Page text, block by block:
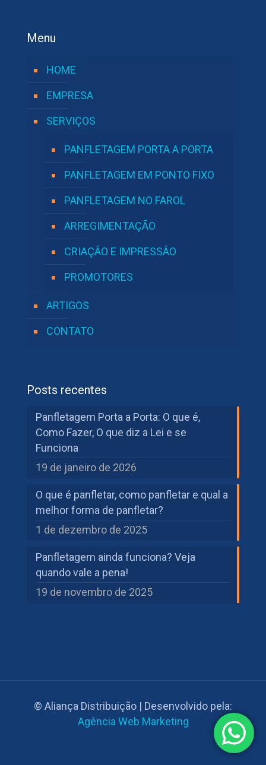
Menu
HOME
EMPRESA
SERVIÇOS
PANFLETAGEM PORTA A PORTA
PANFLETAGEM EM PONTO FIXO
PANFLETAGEM NO FAROL
ARREGIMENTAÇÃO
CRIAÇÃO E IMPRESSÃO
PROMOTORES
ARTIGOS
CONTATO
Posts recentes
Panfletagem Porta a Porta: O que é,
Como Fazer, O que diz a Lei e se
Funciona
19 de janeiro de 2026
O que é panfletar, como panfletar e qual a
melhor forma de panfletar?
1 de dezembro de 2025
Panfletagem ainda funciona? Veja
quando vale a pena!
19 de novembro de 2025
© Aliança Distribuição | Desenvolvido pela:
Agência Web Marketing